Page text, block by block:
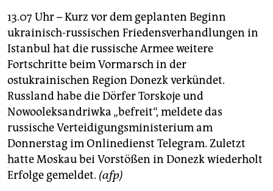
13.07 Uhr – Kurz vor dem geplanten Beginn
ukrainisch-russischen Friedensverhandlungen in
Istanbul hat die russische Armee weitere
Fortschritte beim Vormarsch in der
ostukrainischen Region Donezk verkündet.
Russland habe die Dörfer Torskoje und
Nowooleksandriwka „befreit“, meldete das
russische Verteidigungsministerium am
Donnerstag im Onlinedienst Telegram. Zuletzt
hatte Moskau bei Vorstößen in Donezk wiederholt
Erfolge gemeldet. (afp)